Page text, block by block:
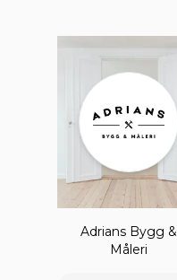
Adrians Bygg &
Måleri